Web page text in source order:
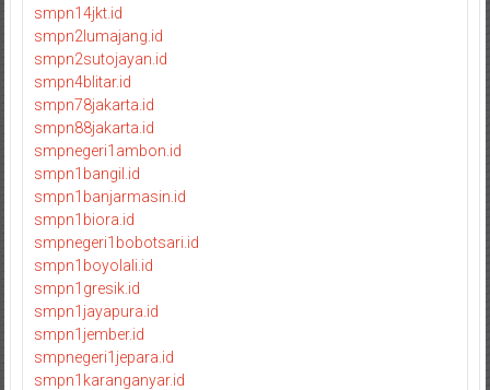
smpn14jkt.id
smpn2lumajang.id
smpn2sutojayan.id
smpn4blitar.id
smpn78jakarta.id
smpn88jakarta.id
smpnegeri1ambon.id
smpn1bangil.id
smpn1banjarmasin.id
smpn1biora.id
smpnegeri1bobotsari.id
smpn1boyolali.id
smpn1gresik.id
smpn1jayapura.id
smpn1jember.id
smpnegeri1jepara.id
smpn1karanganyar.id